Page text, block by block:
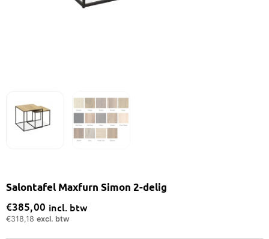
Salontafel Maxfurn Simon 2-delig
€385,00 incl. btw
€318,18 excl. btw